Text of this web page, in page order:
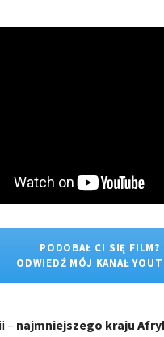
PODOBAŁ CI SIĘ FILM?
ODWIEDŹ MÓJ KANAŁ
– najmniejszego kraju